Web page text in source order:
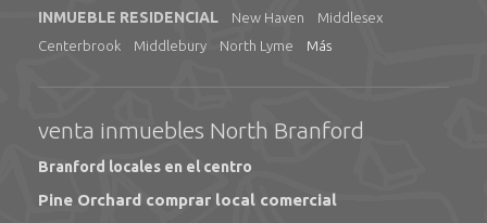
INMUEBLE RESIDENCIAL New Haven
Middlesex
Centerbrook
Middlebury North Lyme Más
venta inmuebles North Branford
Branford locales en el centro
Pine Orchard comprar local comercial